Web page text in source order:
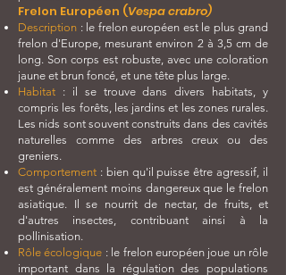
Frelon Européen (Vespa crabro)
Description : le frelon européen est le plus grand
frelon d'Europe, mesurant environ 2 à 3,5 cm de
long. Son corps est robuste, avec une coloration
jaune et brun foncé, et une tête plus large.
Habitat : il se trouve dans divers habitats, y
compris les forêts, les jardins et les zones rurales.
Les nids sont souvent construits dans des cavités
naturelles comme des arbres creux ou des
greniers.
Comportement : bien qu'il puisse être agressif, il
est généralement moins dangereux que le frelon
asiatique. Il se nourrit de nectar, de fruits, et
d'autres insectes, contribuant ainsi à la
pollinisation.
Rôle écologique : le frelon européen joue un rôle
important dans la régulation des populations